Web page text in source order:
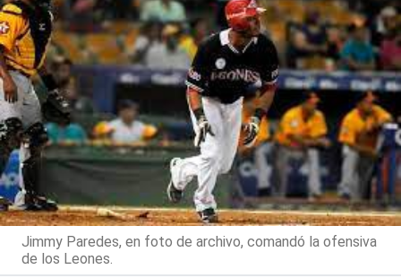
Jimmy Paredes, en foto de archivo, comandó la ofensiva
de los Leones.